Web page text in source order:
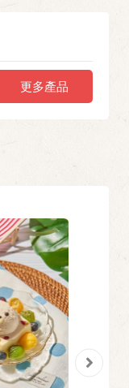
更多產品